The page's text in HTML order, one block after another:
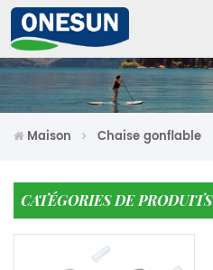
Maison Chaise gonflable
CATÉGORIES DE PRODUITS